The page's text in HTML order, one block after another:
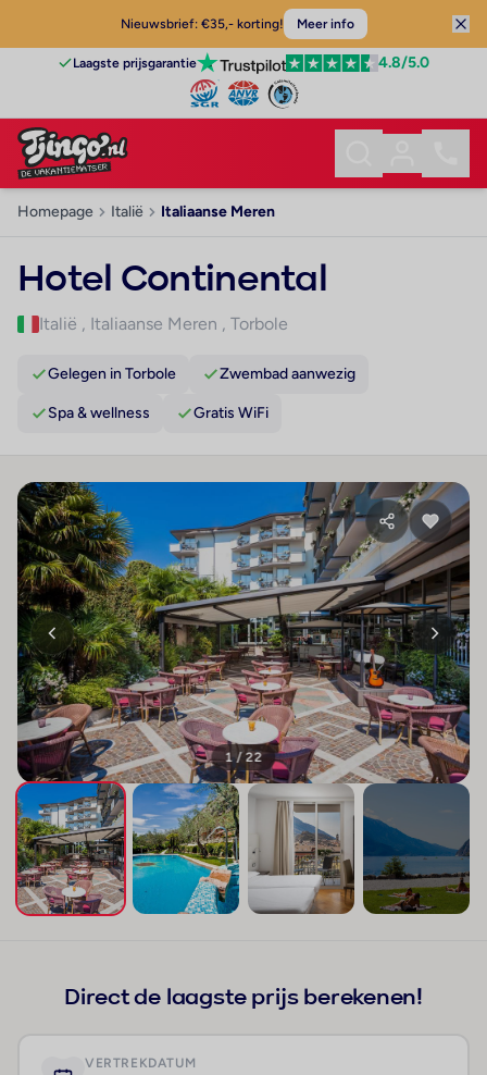
Nieuwsbrief: €35,- korting! Meer info
Laagste prijsgarantie 4.8/5.0
Homepage Italië Italiaanse Meren
Hotel Continental
Italië , Italiaanse Meren , Torbole
Gelegen in Torbole Zwembad aanwezig
Spa & wellness Gratis WiFi
1 / 22
Direct de laagste prijs berekenen!
VERTREKDATUM